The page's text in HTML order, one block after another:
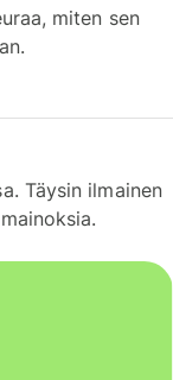
miten sen
Täysin ilmainen